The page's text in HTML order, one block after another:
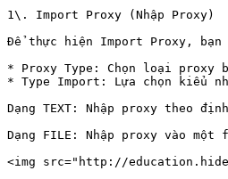
1\. Import Proxy (Nhập Proxy)
Để thực hiện Import Proxy,
* Proxy Type: Chọn loại proxy
* Type Import: Lựa chọn kiểu
Dạng TEXT: Nhập proxy theo
Dạng FILE: Nhập proxy vào
<img src="http://